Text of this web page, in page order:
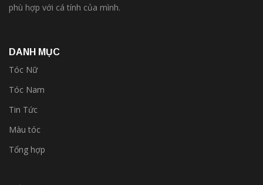
phù hợp với cá tính của mình.
DANH MỤC
Tóc Nữ
Tóc Nam
Tin Tức
Màu tóc
Tổng hợp